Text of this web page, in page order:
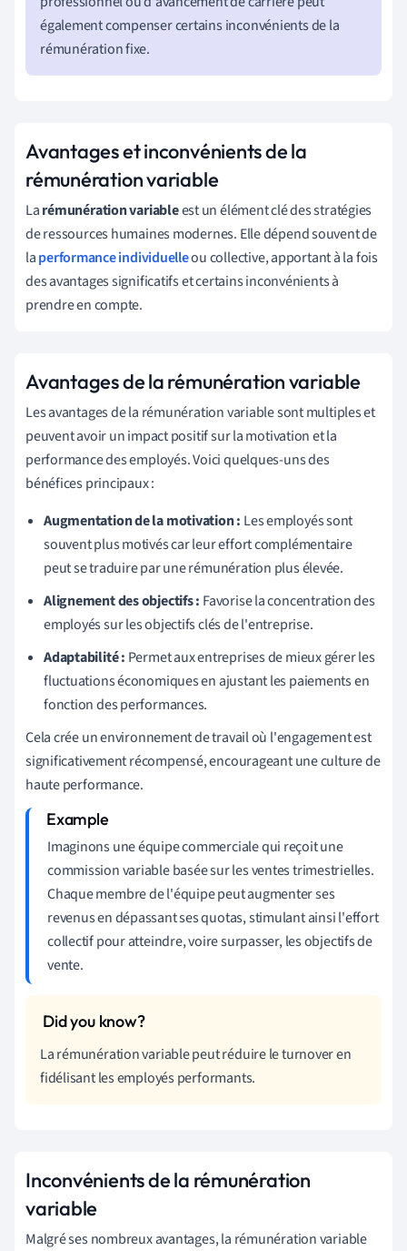
également compenser certains inconvénients de la
rémunération fixe.
Avantages et inconvénients de la
rémunération variable
Larémunération variableest un élément clé des stratégies
de ressources humaines modernes. Elle dépend souvent de
laperformance individuelleou collective, apportant à la fois
des avantages significatifs et certains inconvénients à
prendre en compte.
Avantages de la rémunération variable
Les avantages de la rémunération variable sont multiples et
peuvent avoir un impact positif sur la motivation et la
performance des employés. Voici quelques-uns des
bénéfices principaux :
Augmentation de la motivation : Les employés sont
souvent plus motivés car leur effort complémentaire
peut se traduire par une rémunération plus élevée.
Alignement des objectifs : Favorise la concentration des
employés sur les objectifs clés de l'entreprise.
Adaptabilité : Permet aux entreprises de mieux gérer les
fluctuations économiques en ajustant les paiements en
fonction des performances.
Cela crée un environnement de travail où l'engagement est
significativement récompensé, encourageant une culture de
haute performance.
Imaginons une équipe commerciale qui reçoit une
commission variable basée sur les ventes trimestrielles.
Chaque membre de l'équipe peut augmenter ses
revenus en dépassant ses quotas, stimulant ainsi l'effort
collectif pour atteindre, voire surpasser, les objectifs de
vente.
La rémunération variable peut réduire le turnover en
fidélisant les employés performants.
Inconvénients de la rémunération
variable
Malgré ses nombreux avantages, la rémunération variable